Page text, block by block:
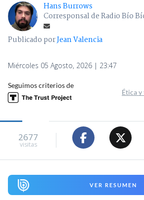
Hans Burrows
Corresponsal de Radio Bío
Publicado porJean Valencia
Miércoles 05 Agosto, 2026 | 23:47
Seguimos criterios de
Ética y
2677
visitas
VER RESUMEN